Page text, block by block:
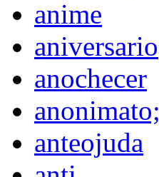
anime
aniversario
anochecer
anonimato;
anteojuda